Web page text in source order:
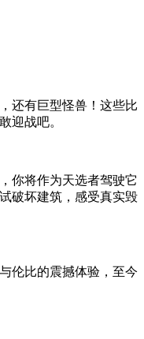
还有巨型怪兽！这些比
迎战吧。
你将作为天选者驾驶它
破坏建筑，感受真实毁
伦比的震撼体验，至今